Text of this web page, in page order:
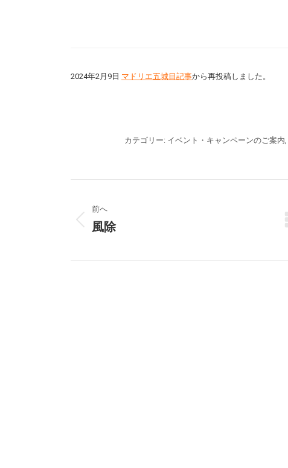
2024年2月9日 マドリエ五城目記事から再投稿しました。
カテゴリー: イベント・キャンペーンのご案内
稿
前へ
前
風除